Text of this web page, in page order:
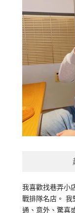
我喜歡找巷弄小
戰排隊名店。
通、意外、驚喜